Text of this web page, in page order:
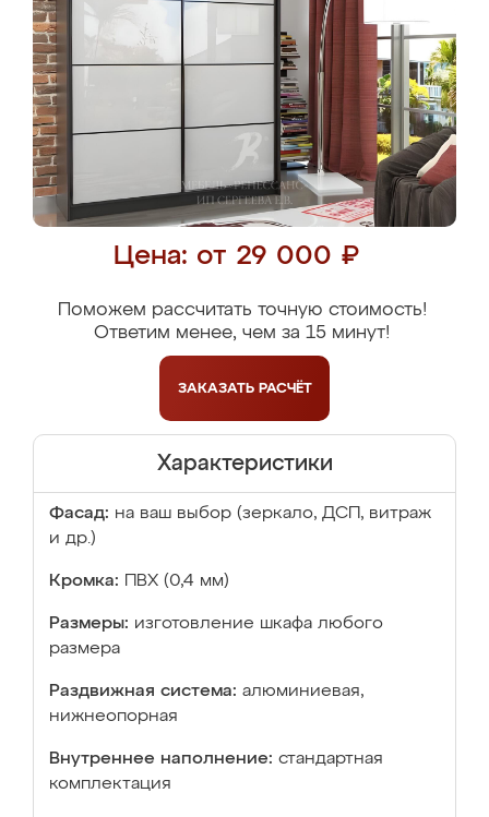
Цена: от 29 000 ₽
Поможем рассчитать точную стоимость!
Ответим менее, чем за 15 минут!
ЗАКАЗАТЬ РАСЧЁТ
Характеристики
Фасад: на ваш выбор (зеркало, ДСП, витраж
и др.)
Кромка: ПВХ (0,4 мм)
Размеры: изготовление шкафа любого
размера
Раздвижная система: алюминиевая,
нижнеопорная
Внутреннее наполнение: стандартная
комплектация